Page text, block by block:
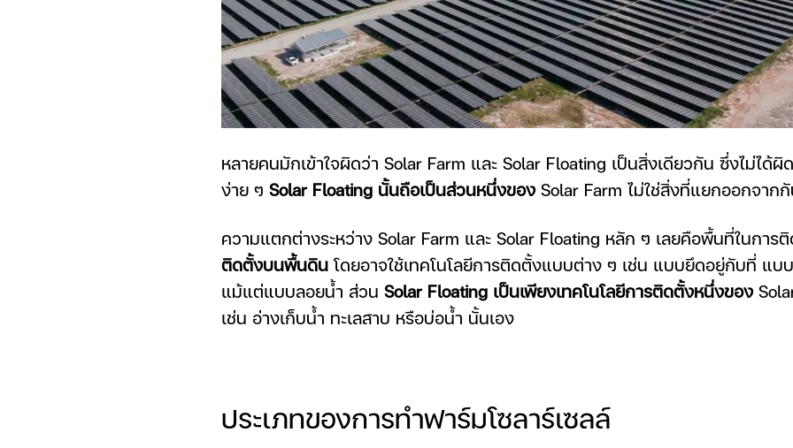
หลายคนมักเข้าใจผิดว่า Solar Farm และ Solar Floating เป็นสิ่งเดียวกัน ซึ่งไม่ได้ผิ
ง่าย ๆ Solar Floating นั้นถือเป็นส่วนหนึ่งของSolar Farm ไม่ใช่สิ่งที่แยกออกจาก
ความแตกต่างระหว่าง Solar Farm และ Solar Floating หลัก ๆ เลยคือพื้นที่ในการ
ติดตั้งบนพื้นดินโดยอาจใช้เทคโนโลยีการติดตั้งแบบต่าง ๆ เช่น แบบยึดอยู่กับที่ แ
แม้แต่แบบลอยน้ำ ส่วน Solar Floating เป็นเพียงเทคโนโลยีการติดตั้งหนึ่งของ
เช่น อ่างเก็บน้ำ ทะเลสาบ หรือบ่อน้ำ นั้นเอง
ประเภทของการทำฟาร์มโซลาร์เซลล์